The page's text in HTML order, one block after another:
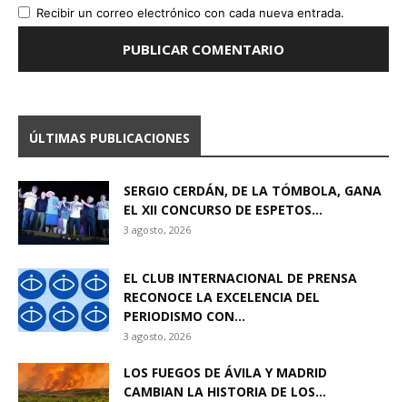
Recibir un correo electrónico con cada nueva entrada.
ÚLTIMAS PUBLICACIONES
SERGIO CERDÁN, DE LA TÓMBOLA, GANA
EL XII CONCURSO DE ESPETOS...
3 agosto, 2026
EL CLUB INTERNACIONAL DE PRENSA
RECONOCE LA EXCELENCIA DEL
PERIODISMO CON...
3 agosto, 2026
LOS FUEGOS DE ÁVILA Y MADRID
CAMBIAN LA HISTORIA DE LOS...